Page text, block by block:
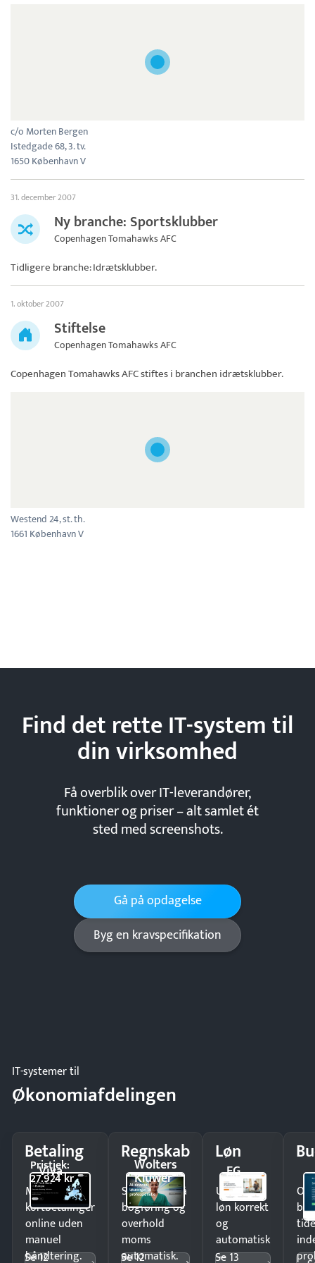
c/o Morten Bergen
Istedgade 68, 3. tv.
1650 København V
31. december 2007
Ny branche: Sportsklubber
Copenhagen Tomahawks AFC
Tidligere branche: Idrætsklubber.
1. oktober 2007
Stiftelse
Copenhagen Tomahawks AFC
Copenhagen Tomahawks AFCstiftes i branchen idrætsklubber.
Westend 24, st. th.
1661 København V
Find det rette IT-system til
dinvirksomhed
Få overblik over IT-leverandører,
funktioner og priser – alt samlet ét
sted med screenshots.
Gå på opdagelse
Byg en kravspecifikation
IT-systemer til
Økonomiafdelingen
Betaling
Viva
Pristjek:
27.924 kr
Modtag
kortbetalinger
online uden
manuel
håndtering.
Se 12
Regnskab
Wolters
Kluwer
Spar timer på
bogføring og
overhold
moms
automatisk.
Se 12
Løn
EG
Udbetal
løn korrekt
og
automatisk
—
Se 13